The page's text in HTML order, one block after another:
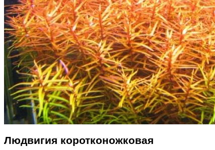
Людвигия коротконожковая